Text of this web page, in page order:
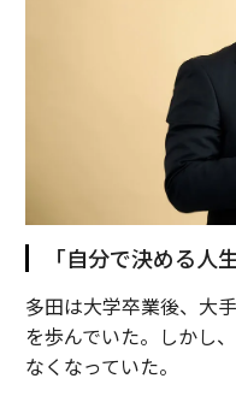
「自分で決める人
多田は大学卒業後、大
を歩んでいた。しかし
なくなっていた。